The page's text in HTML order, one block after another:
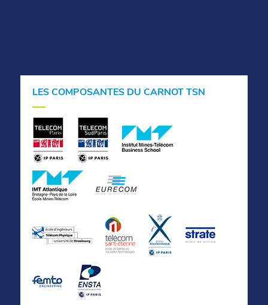
LES COMPOSANTES DU CARNOT TSN